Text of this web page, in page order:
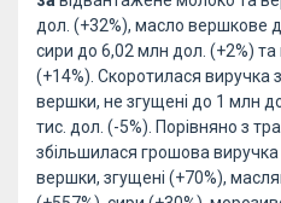
дол. (+32%), масло вершкове
сири до 6,02 млн дол. (+2%)
(+14%). Скоротилася виручка
вершки, не згущені до 1 млн
тис. дол. (-5%). Порівняно з
збільшилася грошова
вершки, згущені (+70%),